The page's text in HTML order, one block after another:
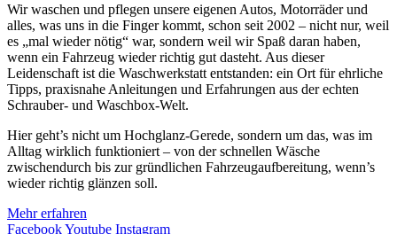
Wir waschen und pflegen unsere eigenen Autos, Motorräder und
alles, was uns in die Finger kommt, schon seit 2002 – nicht nur, weil
es „mal wieder nötig“ war, sondern weil wir Spaß daran haben,
wenn ein Fahrzeug wieder richtig gut dasteht. Aus dieser
Leidenschaft ist die Waschwerkstatt entstanden: ein Ort für ehrliche
Tipps, praxisnahe Anleitungen und Erfahrungen aus der echten
Schrauber- und Waschbox-Welt.
Hier geht’s nicht um Hochglanz-Gerede, sondern um das, was im
Alltag wirklich funktioniert – von der schnellen Wäsche
zwischendurch bis zur gründlichen Fahrzeugaufbereitung, wenn’s
wieder richtig glänzen soll.
Mehr erfahren
FacebookYoutube Instagram